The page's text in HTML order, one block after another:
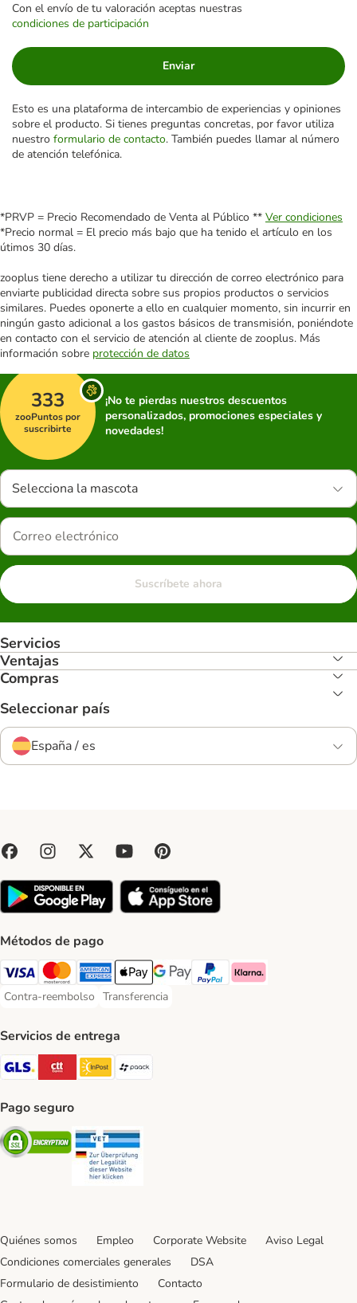
Con el envío de tu valoración aceptas nuestras
condiciones de participación
Enviar
Esto es una plataforma de intercambio de experiencias y opiniones
sobre el producto. Si tienes preguntas concretas, por favor utiliza
nuestro formulario de contacto. También puedes llamar al número
de atención telefónica.
*PRVP = Precio Recomendado de Venta al Público ** Ver condiciones
*Precio normal = El precio más bajo que ha tenido el artículo en los
útimos 30 días.
zooplus tiene derecho a utilizar tu dirección de correo electrónico para
enviarte publicidad directa sobre sus propios productos o servicios
similares. Puedes oponerte a ello en cualquier momento, sin incurrir en
ningún gasto adicional a los gastos básicos de transmisión, poniéndote
en contacto con el servicio de atención al cliente de zooplus. Más
información sobre protección de datos
333
zooPuntos por
suscribirte
¡No te pierdas nuestros descuentos
personalizados, promociones especiales y
novedades!
Selecciona la mascota
Suscríbete ahora
Servicios
Ventajas
Compras
Seleccionar país
España / es
Métodos de pago
Visa Payment Method
Mastercard Payment Method
American Express Payment Method
Apple Pay Payment Method
Google Pay Payment Method
PayPal Payment Method
Klarna Payment Method
Contra-reembolso
Contra-reembolso Payment Method
Transferencia
Transferencia Payment Method
Servicios de entrega
GLS Shipping Method
CTTExpress Shipping Method
InPost Shipping Method
Pago seguro
Security
Quiénes somos Empleo Corporate Website
Aviso Legal
Condiciones comerciales generales
DSA
Formulario de desistimiento
Contacto